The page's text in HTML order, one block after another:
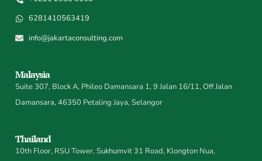
6281410563419
info@jakartaconsulting.com
Malaysia
Suite 307, Block A, Phileo Damansara 1, 9 Jalan 16/11, Off Jalan
Damansara, 46350 Petaling Jaya, Selangor
Thailand
10th Floor, RSU Tower, Sukhumvit 31 Road, Klongton Nua,